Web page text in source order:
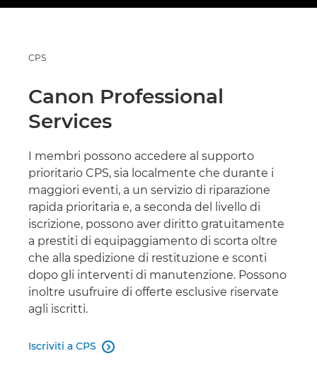
CPS
Canon Professional
Services
I membri possono accedere al supporto
prioritario CPS, sia localmente che durante i
maggiori eventi, a un servizio di riparazione
rapida prioritaria e, a seconda del livello di
iscrizione, possono aver diritto gratuitamente
a prestiti di equipaggiamento di scorta oltre
che alla spedizione di restituzione e sconti
dopo gli interventi di manutenzione. Possono
inoltre usufruire di offerte esclusive riservate
agli iscritti.
Iscriviti a CPS 